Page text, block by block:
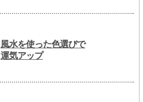
風水を使った色選びで
運気アップ